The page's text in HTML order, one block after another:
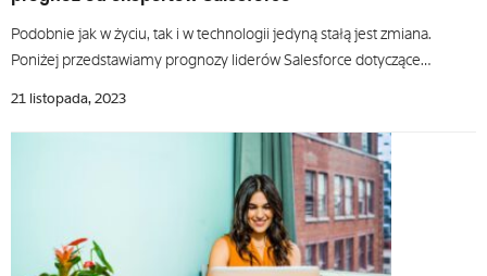
Podobnie jak w życiu, tak i w technologii jedyną stałą jest zmiana.
Poniżej przedstawiamy prognozy liderów Salesforce dotyczące…
21 listopada, 2023